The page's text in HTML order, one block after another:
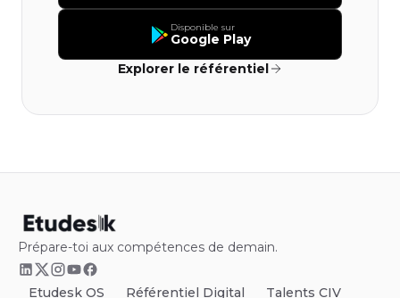
Disponible sur
Google Play
Explorer le référentiel
Prépare-toi aux compétences de demain.
Etudesk OS Référentiel Digital Talents CIV